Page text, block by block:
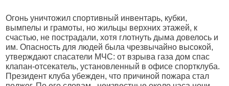
Огонь уничтожил спортивный инвентарь, кубки,
вымпелы и грамоты, но жильцы верхних этажей, к
счастью, не пострадали, хотя глотнуть дыма довелось и
им. Опасность для людей была чрезвычайно высокой,
утверждают спасатели МЧС: от взрыва газа дом спас
клапан-отсекатель, установленный в офисе спортклуба.
Президент клуба убежден, что причиной пожара стал